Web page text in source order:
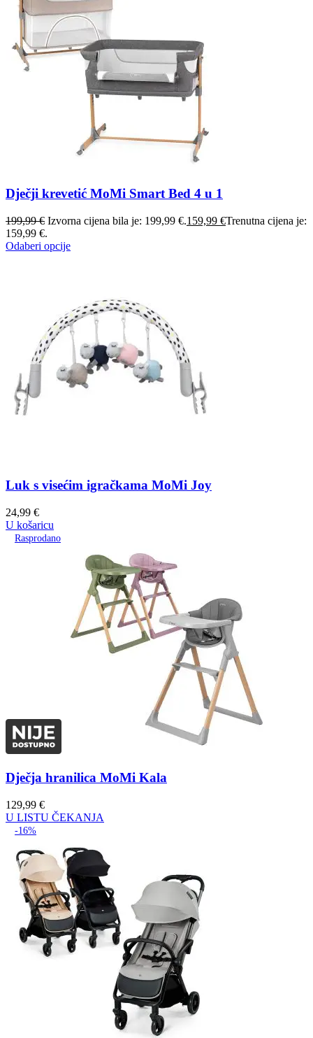
Dječji krevetić MoMi Smart Bed 4 u 1
199,99€ Izvorna cijena bila je: 199,99 €.159,99 €Trenutna cijena je:
159,99 €.
Odaberi opcije
Luk s visećim igračkama MoMi Joy
24,99 €
U košaricu
Rasprodano
Dječja hranilica MoMi Kala
129,99 €
U LISTU ČEKANJA
-16%